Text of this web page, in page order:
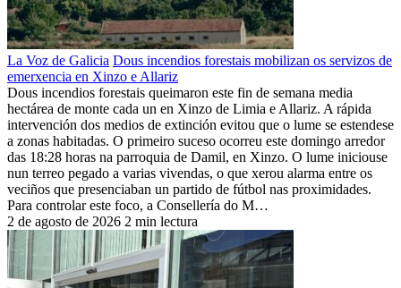
La Voz de Galicia Dous incendios forestais mobilizan os servizos de
emerxencia en Xinzo e Allariz
Dous incendios forestais queimaron este fin de semana media
hectárea de monte cada un en Xinzo de Limia e Allariz. A rápida
intervención dos medios de extinción evitou que o lume se estendese
a zonas habitadas. O primeiro suceso ocorreu este domingo arredor
das 18:28 horas na parroquia de Damil, en Xinzo. O lume iniciouse
nun terreo pegado a varias vivendas, o que xerou alarma entre os
veciños que presenciaban un partido de fútbol nas proximidades.
Para controlar este foco, a Consellería do M…
2 de agosto de 2026 2 min lectura